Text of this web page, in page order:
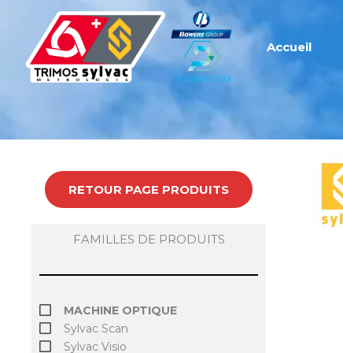
contenu
Accueil
RETOUR PAGE PRODUITS
FAMILLES DE PRODUITS
MACHINE OPTIQUE
Sylvac Scan
Sylvac Visio